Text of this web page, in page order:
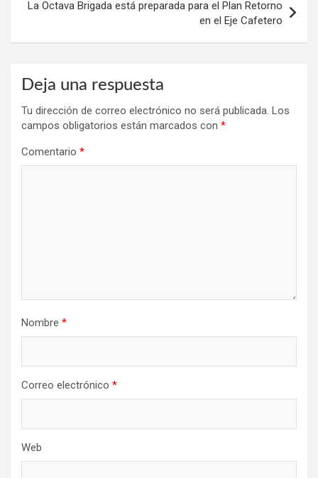
La Octava Brigada está preparada para el Plan Retorno
en el Eje Cafetero
Deja una respuesta
Tu dirección de correo electrónico no será publicada. Los
campos obligatorios están marcados con *
Comentario *
Nombre *
Correo electrónico *
Web